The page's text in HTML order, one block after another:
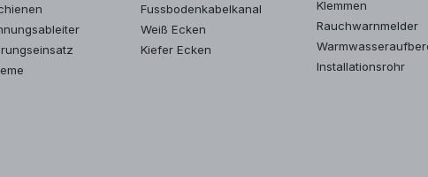
Fussbodenkabelkanal
Weiß Ecken
Kiefer Ecken
Klemmen
Rauchwarnmelder
Installationsrohr